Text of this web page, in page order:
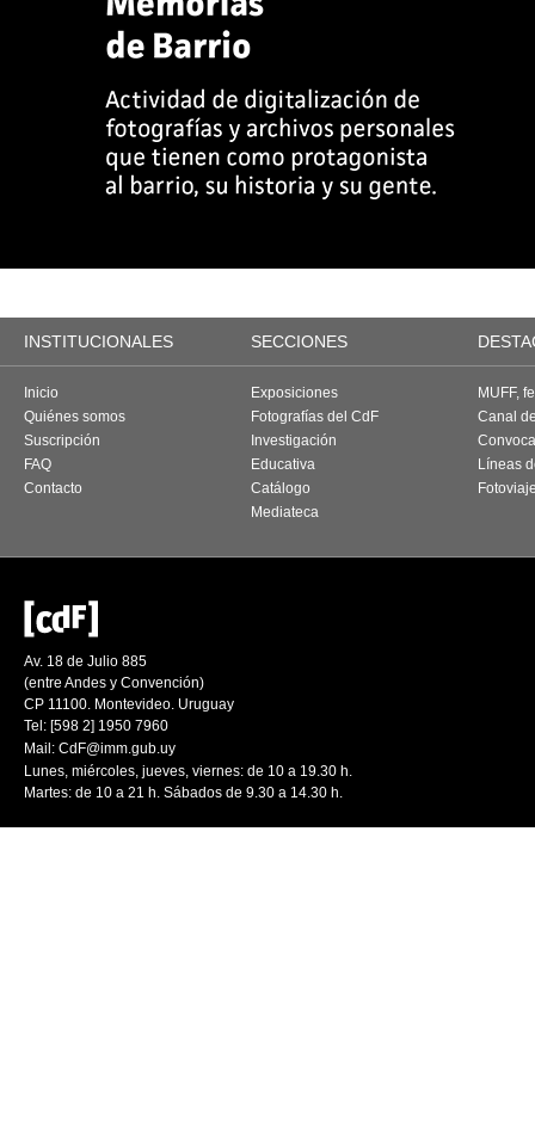
INSTITUCIONALES SECCIONES
Inicio
Quiénes somos
Suscripción
FAQ
Contacto
Exposiciones
Fotografías del CdF
Investigación
Educativa
Catálogo
Mediateca
MUFF,
Canal
Líneas
Av. 18 de Julio 885
(entre Andes y Convención)
CP 11100. Montevideo. Uruguay
Tel: [598 2] 1950 7960
Mail: CdF@imm.gub.uy
Lunes, miércoles, jueves, viernes: de 10 a 19.30 h.
Martes: de 10 a 21 h. Sábados de 9.30 a 14.30 h.